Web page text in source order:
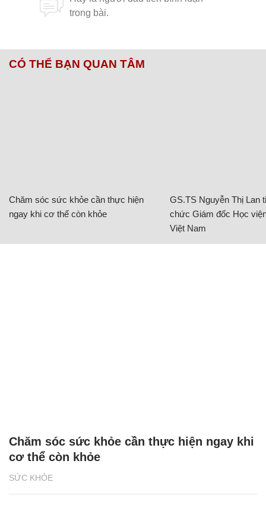
CÓ THỂ BẠN QUAN TÂM
Chăm sóc sức khỏe cần thực hiện
ngay khi cơ thể còn khỏe
GS.TS Nguyễn Thị Lan
chức Giám đốc Học
Việt Nam
SỨC KHỎE
Chăm sóc sức khỏe cần thực hiện ngay khi
cơ thể còn khỏe